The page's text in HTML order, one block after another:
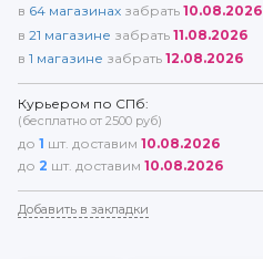
в 64 магазинах забрать 10.08.2026
в 21 магазине забрать 11.08.2026
в 1 магазине забрать 12.08.2026
Курьером по СПб:
(бесплатно от 2500 руб)
до 1 шт. доставим 10.08.2026
до 2 шт. доставим 10.08.2026
Добавить в закладки